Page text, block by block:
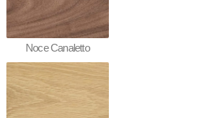
Noce Canaletto